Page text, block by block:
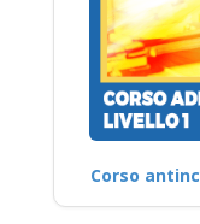
Corso